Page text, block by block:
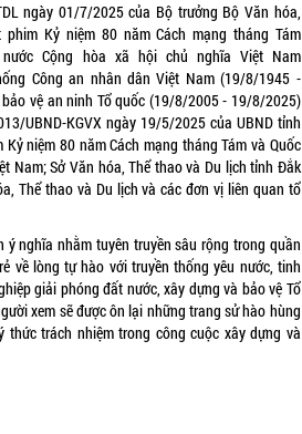
ngày 01/7/2025 của Bộ trưởng Bộ Văn hóa,
Kỷ niệm 80 năm Cách mạng tháng Tám
Cộng hòa xã hội chủ nghĩa Việt Nam
Công an nhân dân Việt Nam (19/8/1945 -
vệ an ninh Tổ quốc (19/8/2005 - 19/8/2025)
UBND-KGVX ngày 19/5/2025 của UBND tỉnh
niệm 80 năm Cách mạng tháng Tám và Quốc
Nam; Sở Văn hóa, Thể thao và Du lịch tỉnh Đắk
Thể thao và Du lịch và các đơn vị liên quan tổ
nghĩa nhằm tuyên truyền sâu rộng trong quần
về lòng tự hào với truyền thống yêu nước, tinh
giải phóng đất nước, xây dựng và bảo vệ Tổ
xem sẽ được ôn lại những trang sử hào hùng
trách nhiệm trong công cuộc xây dựng và